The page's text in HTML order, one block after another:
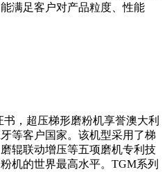
满足客户对产品粒度、性能
，超压梯形磨粉机享誉澳大利
等客户国家。该机型采用了梯
辊联动增压等五项磨机专利技
机的世界最高水平。TGM系列